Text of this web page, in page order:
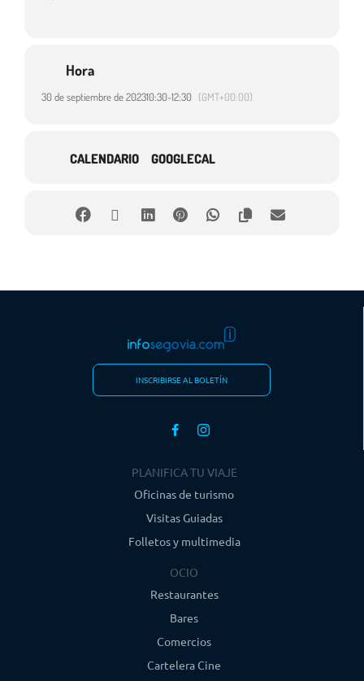
Hora
30 de septiembre de 202310:30-12:30 (GMT+00:00)
CALENDARIO GOOGLECAL
INSCRIBIRSE AL BOLETÍN
PLANIFICA TU VIAJE
Oficinas de turismo
Visitas Guiadas
Folletos y multimedia
OCIO
Restaurantes
Bares
Comercios
Cartelera Cine